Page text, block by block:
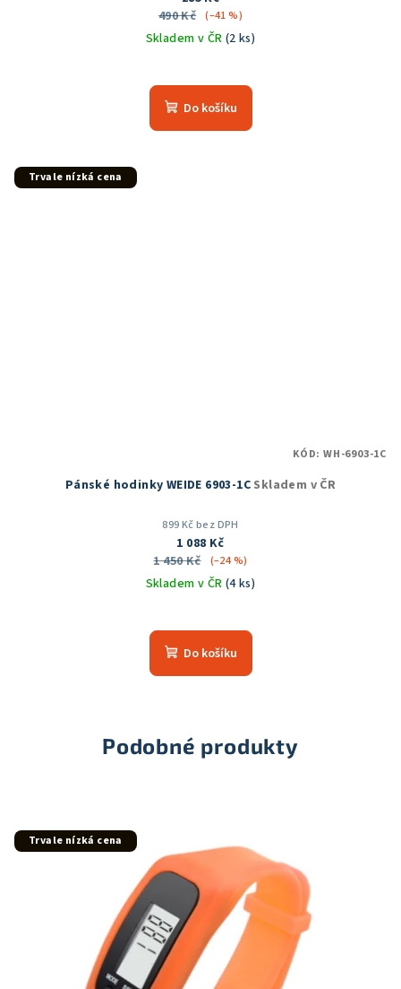
490 Kč (–41 %)
Skladem v ČR (2 ks)
hodnocení
produktu
Do košíku
Trvale nízká cena
Pánské hodinky WEIDE 6903-1C Skladem v ČR
899 Kč bez DPH
1 088 Kč
1 450 Kč
(–24 %)
Skladem v ČR (4 ks)
hodnocení
produktu
hvězdiček.
Do košíku
KÓD: WH-6903-1C
Podobné produkty
Trvale nízká cena